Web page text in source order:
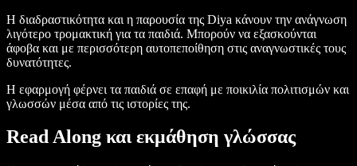
Η διαδραστικότητα και η παρουσία της Diya κάνουν την ανάγνωση
λιγότερο τρομακτική για τα παιδιά. Μπορούν να εξασκούνται
άφοβα και με περισσότερη αυτοπεποίθηση στις αναγνωστικές τους
δυνατότητες.
Η εφαρμογή φέρνει τα παιδιά σε επαφή με ποικιλία πολιτισμών και
γλωσσών μέσα από τις ιστορίες της.
Read Along και εκμάθηση γλώσσας